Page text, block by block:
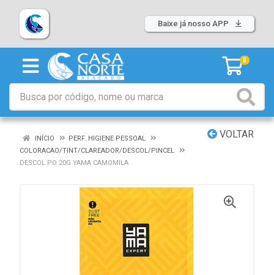
Baixe já nosso APP
0
VOLTAR
INÍCIO
PERF. HIGIENE PESSOAL
COLORACAO/TINT/CLAREADOR/DESCOL/PINCEL
DESCOL PO 20G YAMA CAMOMILA